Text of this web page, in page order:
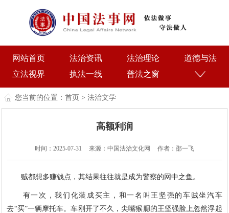
网站首页 法治资讯 法治理论
道德与法
立法视界
执法一线 普法之窗
您当前的位置： 首页 > 法治文学
高额利润
时间：2025-07-31 来源：中国法治文化网 作者：邵一飞
贼都想多赚钱点，其结果往往就是成为警察的网中之鱼。
有一次，我们化装成买主，和一名叫王坚强的车贼坐汽车
去“买”一辆摩托车。车刚开了不久，尖嘴猴腮的王坚强脸上忽然浮起